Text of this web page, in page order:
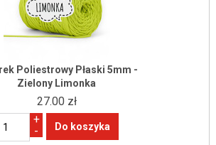
Poliestrowy Płaski 5mm -
Zielony Limonka
27.00 zł
+
-